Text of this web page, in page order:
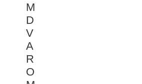
M
D
V
A
R
O